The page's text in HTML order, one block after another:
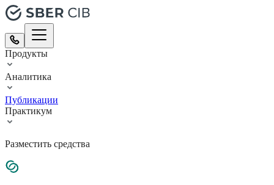
Продукты
Аналитика
Публикации
Практикум
Разместить средства